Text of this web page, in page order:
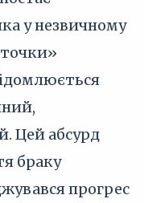
у незвичному
точки»
Цей абсурд
браку
прогрес